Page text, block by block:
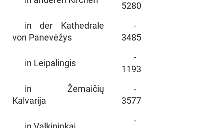
5280
in der Kathedrale
von Panevėžys
-
3485
in Leipalingis
-
1193
in Žemaičių
Kalvarija
-
3577
-